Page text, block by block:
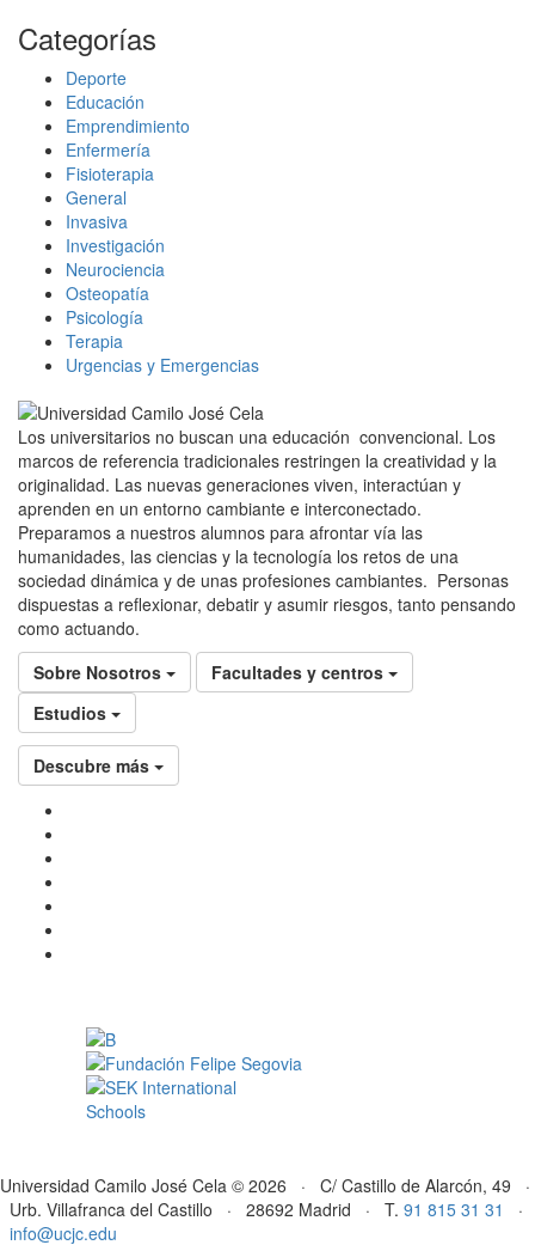
Categorías
Deporte
Educación
Emprendimiento
Enfermería
Fisioterapia
General
Invasiva
Investigación
Neurociencia
Osteopatía
Psicología
Terapia
Urgencias y Emergencias
Los universitarios no buscan una educación convencional. Los
marcos de referencia tradicionales restringen la creatividad y la
originalidad. Las nuevas generaciones viven, interactúan y
aprenden en un entorno cambiante e interconectado.
Preparamos a nuestros alumnos para afrontar vía las
humanidades, las ciencias y la tecnología los retos de una
sociedad dinámica y de unas profesiones cambiantes. Personas
dispuestas a reflexionar, debatir y asumir riesgos, tanto pensando
como actuando.
Sobre Nosotros
Facultades y centros
Estudios
Descubre más
Universidad Camilo José Cela © 2026 · C/ Castillo de Alarcón, 49 ·
Urb. Villafranca del Castillo · 28692 Madrid · T. 91 815 31 31
·
info@ucjc.edu